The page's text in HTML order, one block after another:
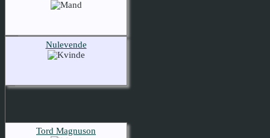
Nulevende
Tord Magnuson